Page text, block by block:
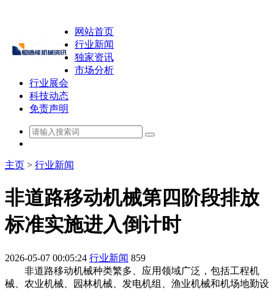
网站首页
行业新闻
独家资讯
市场分析
行业展会
科技动态
免责声明
主页 > 行业新闻
非道路移动机械第四阶段排放
标准实施进入倒计时
2026-05-07 00:05:24 行业新闻 859
非道路移动机械种类繁多、应用领域广泛，包括工程机
械、农业机械、园林机械、发电机组、渔业机械和机场地勤设